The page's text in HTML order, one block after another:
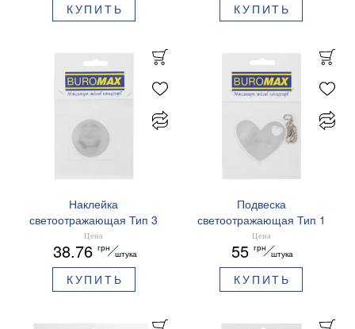
КУПИТЬ КУПИТЬ
Наклейка
светоотражающая Тип 3
Buromax BM.9721 Смайл
Цена
38.76 грн
штука
КУПИТЬ
Подвеска
светоотражающая Тип 1
Buromax BM.9701 Сердце
Цена
55 грн
штука
КУПИТЬ